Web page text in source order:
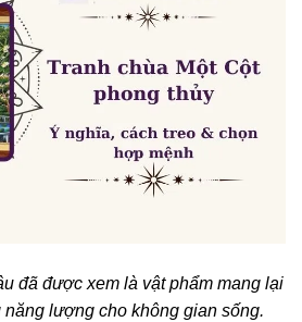
đã được xem là vật phẩm mang lại
năng lượng cho không gian sống.